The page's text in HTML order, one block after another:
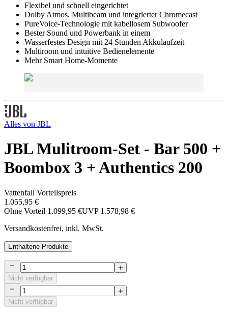
Flexibel und schnell eingerichtet
Dolby Atmos, Multibeam und integrierter Chromecast
PureVoice-Technologie mit kabellosem Subwoofer
Bester Sound und Powerbank in einem
Wasserfestes Design mit 24 Stunden Akkulaufzeit
Multiroom und intuitive Bedienelemente
Mehr Smart Home-Momente
Alles von JBL
JBL Mulitroom-Set - Bar 500 +
Boombox 3 + Authentics 200
Vattenfall Vorteilspreis
1.055,95 €
Ohne Vorteil 1.099,95 €UVP 1.578,98 €
Versandkostenfrei, inkl. MwSt.
Enthaltene Produkte
Nicht verfügbar
Nicht verfügbar